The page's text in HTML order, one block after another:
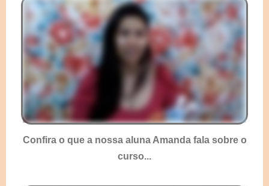
Confira o que a nossa aluna Amanda fala sobre o
curso...